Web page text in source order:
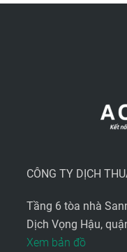
CÔNG TY DỊCH
Tầng 6 tòa nhà
Dịch Vọng Hậu,
Xem bản đồ